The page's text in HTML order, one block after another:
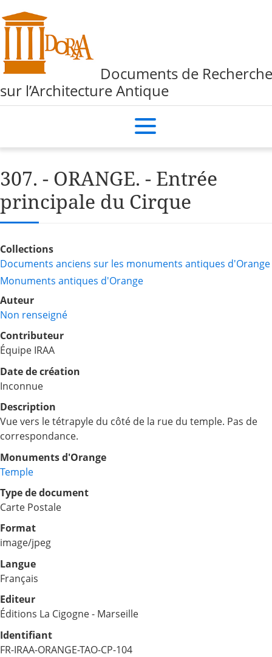
Documents de Recherche
sur l’Architecture Antique
307. - ORANGE. - Entrée
principale du Cirque
Collections
Documents anciens sur les monuments antiques d'Orange
Monuments antiques d'Orange
Auteur
Non renseigné
Contributeur
Équipe IRAA
Date de création
Inconnue
Description
Vue vers le tétrapyle du côté de la rue du temple. Pas de
correspondance.
Monuments d'Orange
Temple
Type de document
Carte Postale
Format
image/jpeg
Langue
Français
Editeur
Éditions La Cigogne - Marseille
Identifiant
FR-IRAA-ORANGE-TAO-CP-104